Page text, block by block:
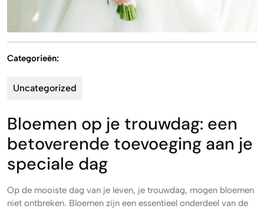
Categorieën:
Uncategorized
Bloemen op je trouwdag: een
betoverende toevoeging aan je
speciale dag
Op de mooiste dag van je leven, je trouwdag, mogen bloemen
niet ontbreken. Bloemen zijn een essentieel onderdeel van de